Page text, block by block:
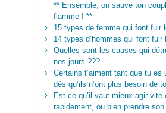
** Ensemble, on sauve ton
flamme ! **
15 types de femme qui font fuir
14 types d’hommes qui font fuir
Quelles sont les causes qui
nos jours ???
Certains t’aiment tant que tu es
dès qu’ils n’ont plus besoin de
Est-ce qu’il vaut mieux agir vite
rapidement, ou bien prendre